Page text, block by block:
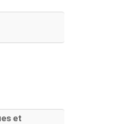
et